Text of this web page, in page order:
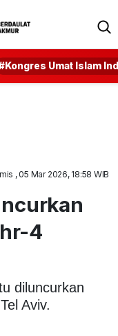
Umat Islam
, 05 Mar 2026, 18:58 WIB
4
diluncurkan
Aviv.